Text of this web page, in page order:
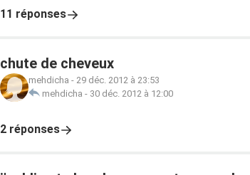
11 réponses
chute de cheveux
mehdicha - 29 déc. 2012 à 23:53
mehdicha - 30 déc. 2012 à 12:00
2 réponses